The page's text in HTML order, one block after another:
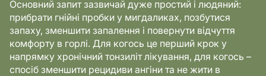
Основний запит зазвичай дуже простий і людяний:
прибрати гнійні пробки у мигдаликах, позбутися
запаху, зменшити запалення і повернути відчуття
комфорту в горлі. Для когось це перший крок у
напрямку хронічний тонзиліт лікування, для когось –
спосіб зменшити рецидиви ангіни та не жити в